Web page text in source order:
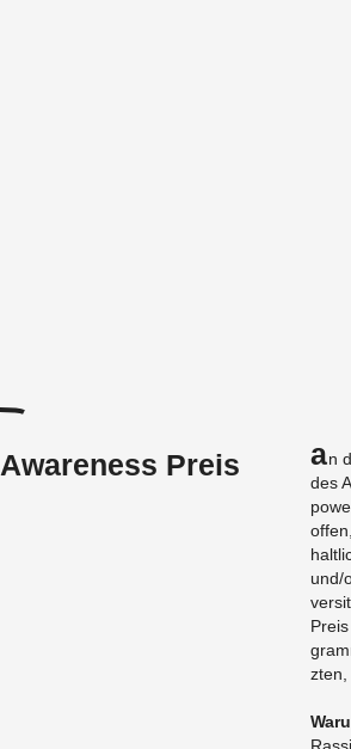
Awareness Preis An
des
und/
zten,